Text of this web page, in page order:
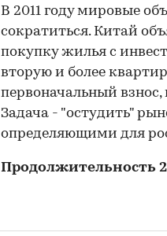
В 2011 году мировые
сократиться. Китай
покупку жилья с
вторую и более
первоначальный взнос,
Задача - "остудить"
определяющими для
Продолжительность